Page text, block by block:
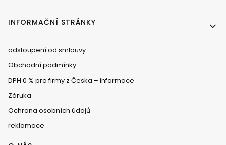
Menu v zápatí
INFORMAČNÍ STRÁNKY
odstoupení od smlouvy
Obchodní podmínky
DPH 0 % pro firmy z Česka – informace
Záruka
Ochrana osobních údajů
reklamace